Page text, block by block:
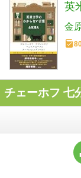
英
金
チェーホフ 七